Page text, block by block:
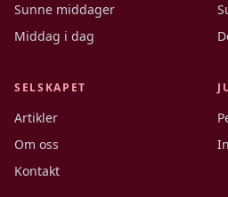
Sunne middager
Middag i dag
SELSKAPET
Artikler
Om oss
Kontakt